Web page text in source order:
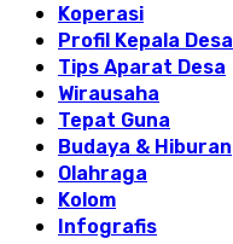
Koperasi
Profil Kepala Desa
Tips Aparat Desa
Wirausaha
Tepat Guna
Budaya & Hiburan
Olahraga
Kolom
Infografis